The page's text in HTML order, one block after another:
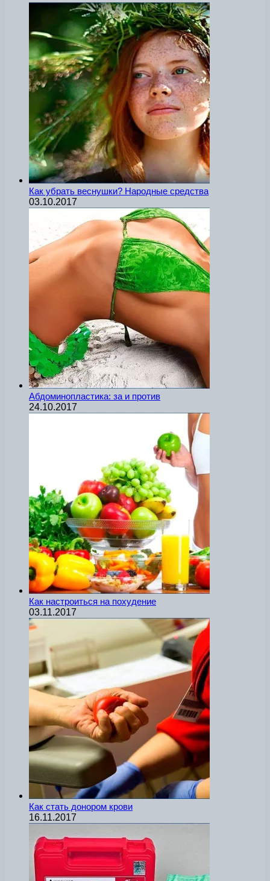
Как убрать веснушки? Народные средства
03.10.2017
Абдоминопластика: за и против
24.10.2017
Как настроиться на похудение
03.11.2017
Как стать донором крови
16.11.2017